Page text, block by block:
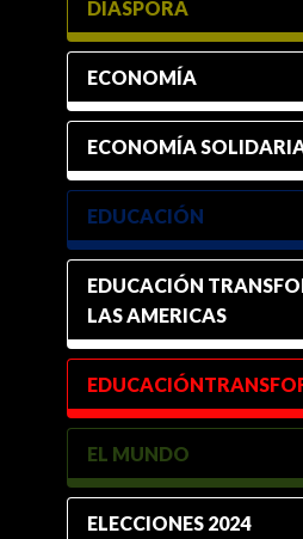
DIÁSPORA
ECONOMÍA
ECONOMÍA
EDUCACIÓN
EDUCACIÓN
LAS AMERICAS
EL MUNDO
ELECCIONES 2024